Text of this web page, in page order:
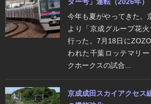
今年も夏がやってきた。
より「京成グループ花
行った。7月18日に
われた千葉ロッテマリ
クホークスの試合...
京成成田スカイアクセス